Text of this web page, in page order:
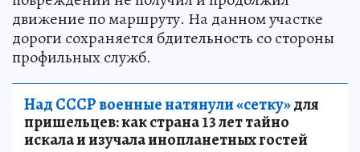
движение по маршруту. На данном участке
дороги сохраняется бдительность со стороны
профильных служб.
Над СССР военные натянули «сетку»для
пришельцев: как страна 13 лет тайно
искала и изучала инопланетных гостей